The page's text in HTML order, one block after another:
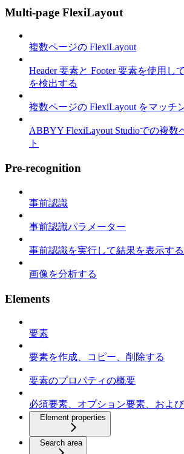
Multi-page FlexiLayout
複数ページの FlexiLayout
Header 要素と Footer 要素を使用し
を検出する
複数ページの FlexiLayout をマッチ
ABBYY FlexiLayout Studioでの複数
ト
Pre-recognition
事前認識
事前認識パラメーター
事前認識を実行して結果を表示する
画像を分析する
Elements
要素
要素を作成、コピー、削除する
要素のプロパティの概要
必須要素、オプション要素、およ
Element properties
Search area